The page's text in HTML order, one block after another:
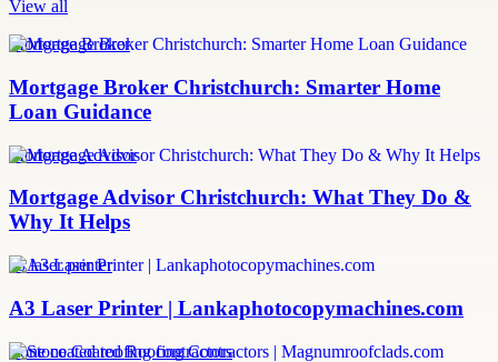
View all
Mortgage Broker
Mortgage Broker Christchurch: Smarter Home
Loan Guidance
Mortgage Advisor
Mortgage Advisor Christchurch: What They Do &
Why It Helps
a3 laser printer
A3 Laser Printer | Lankaphotocopymachines.com
stone coated roofing contractors